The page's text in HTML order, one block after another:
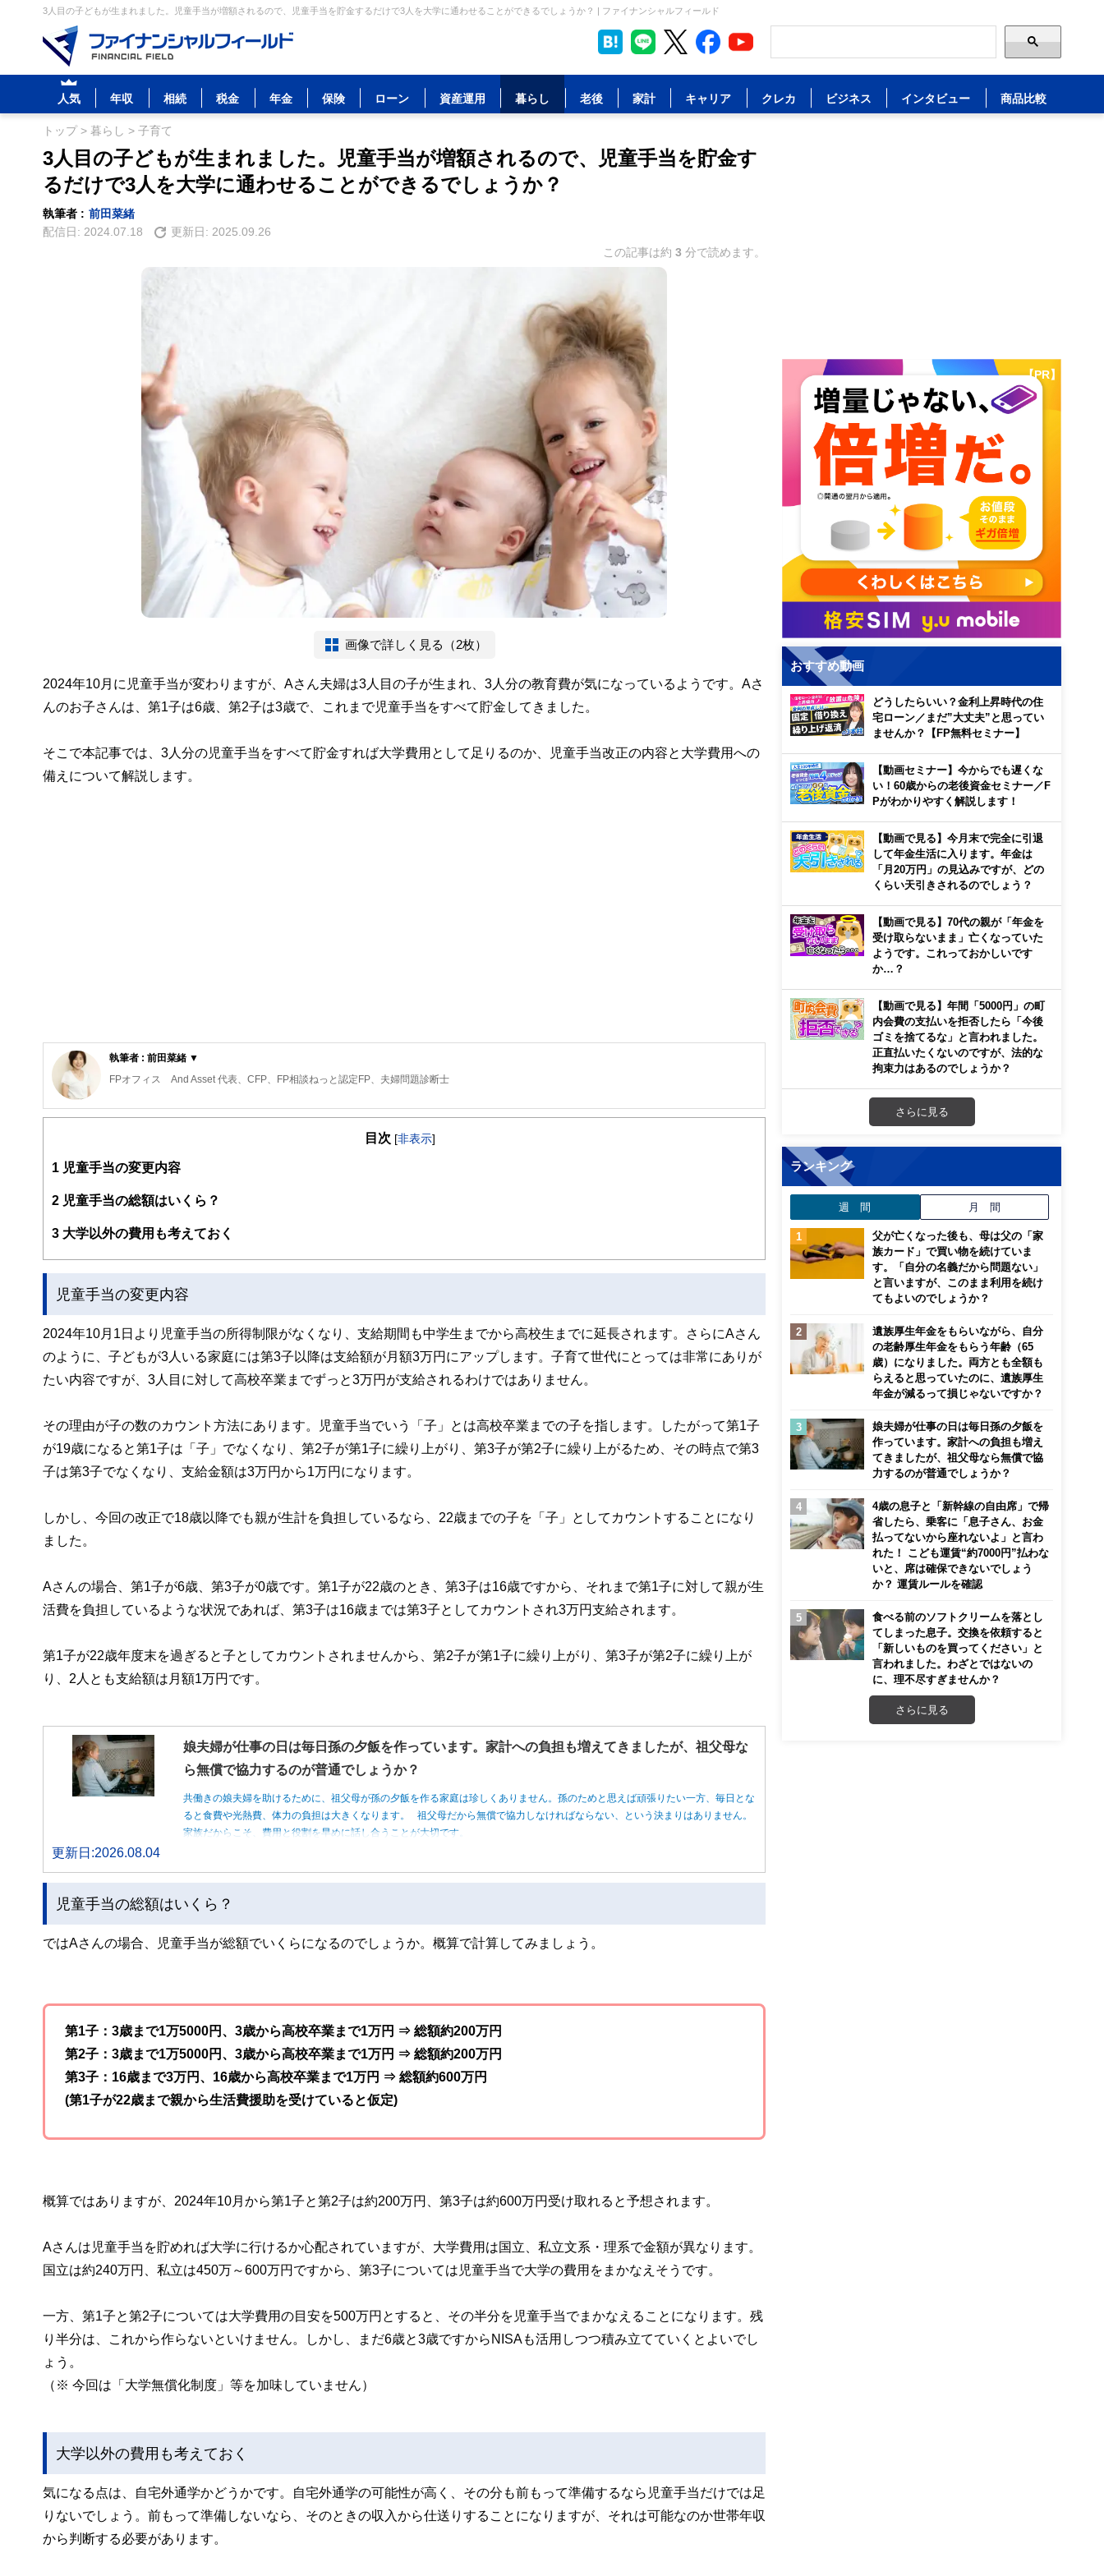
3人目の子どもが生まれました。児童手当が増額されるので、児童手当を貯金するだけで3人を大学に通わせることができるでしょうか？ | ファイナンシャルフィールド
人気 年収 相続 税金 年金 保険 ローン 資産運用 暮らし 老後 家計 キャリア クレカ ビジネス インタビュー 商品比較
トップ> 暮らし > 子育て
3人目の子どもが生まれました。児童手当が増額されるので、児童手当を貯金す
るだけで3人を大学に通わせることができるでしょうか？
執筆者 : 前田菜緒
配信日: 2024.07.18 更新日: 2025.09.26
この記事は約 3 分で読めます。
画像で詳しく見る（2枚）
2024年10月に児童手当が変わりますが、Aさん夫婦は3人目の子が生まれ、3人分の教育費が気になっているようです。Aさ
んのお子さんは、第1子は6歳、第2子は3歳で、これまで児童手当をすべて貯金してきました。
そこで本記事では、3人分の児童手当をすべて貯金すれば大学費用として足りるのか、児童手当改正の内容と大学費用への
備えについて解説します。
執筆者 : 前田菜緒 ▼
FPオフィス And Asset 代表、CFP、FP相談ねっと認定FP、夫婦問題診断士
保険代理店勤務を経て独立。高齢出産夫婦が2人目を産み、マイホームを購入しても子どもが健全な環境で育ち、人生が黒字になるようライフプラ
https://www.andasset.net/
目次 [非表示]
1 児童手当の変更内容
2 児童手当の総額はいくら？
3 大学以外の費用も考えておく
児童手当の変更内容
2024年10月1日より児童手当の所得制限がなくなり、支給期間も中学生までから高校生までに延長されます。さらにAさん
のように、子どもが3人いる家庭には第3子以降は支給額が月額3万円にアップします。子育て世代にとっては非常にありが
たい内容ですが、3人目に対して高校卒業までずっと3万円が支給されるわけではありません。
その理由が子の数のカウント方法にあります。児童手当でいう「子」とは高校卒業までの子を指します。したがって第1子
が19歳になると第1子は「子」でなくなり、第2子が第1子に繰り上がり、第3子が第2子に繰り上がるため、その時点で第3
子は第3子でなくなり、支給金額は3万円から1万円になります。
しかし、今回の改正で18歳以降でも親が生計を負担しているなら、22歳までの子を「子」としてカウントすることになり
ました。
Aさんの場合、第1子が6歳、第3子が0歳です。第1子が22歳のとき、第3子は16歳ですから、それまで第1子に対して親が生
活費を負担しているような状況であれば、第3子は16歳までは第3子としてカウントされ3万円支給されます。
第1子が22歳年度末を過ぎると子としてカウントされませんから、第2子が第1子に繰り上がり、第3子が第2子に繰り上が
り、2人とも支給額は月額1万円です。
娘夫婦が仕事の日は毎日孫の夕飯を作っています。家計への負担も増えてきましたが、祖父母な
ら無償で協力するのが普通でしょうか？
共働きの娘夫婦を助けるために、祖父母が孫の夕飯を作る家庭は珍しくありません。孫のためと思えば頑張りたい一方、毎日とな
ると食費や光熱費、体力の負担は大きくなります。 祖父母だから無償で協力しなければならない、という決まりはありません。
家族だからこそ、費用と役割を早めに話し合うことが大切です。
更新日:2026.08.04
児童手当の総額はいくら？
ではAさんの場合、児童手当が総額でいくらになるのでしょうか。概算で計算してみましょう。
第1子：3歳まで1万5000円、3歳から高校卒業まで1万円 ⇒ 総額約200万円
第2子：3歳まで1万5000円、3歳から高校卒業まで1万円 ⇒ 総額約200万円
第3子：16歳まで3万円、16歳から高校卒業まで1万円 ⇒ 総額約600万円
(第1子が22歳まで親から生活費援助を受けていると仮定)
概算ではありますが、2024年10月から第1子と第2子は約200万円、第3子は約600万円受け取れると予想されます。
Aさんは児童手当を貯めれば大学に行けるか心配されていますが、大学費用は国立、私立文系・理系で金額が異なります。
国立は約240万円、私立は450万～600万円ですから、第3子については児童手当で大学の費用をまかなえそうです。
一方、第1子と第2子については大学費用の目安を500万円とすると、その半分を児童手当でまかなえることになります。残
り半分は、これから作らないといけません。しかし、まだ6歳と3歳ですからNISAも活用しつつ積み立てていくとよいでし
ょう。
（※ 今回は「大学無償化制度」等を加味していません）
大学以外の費用も考えておく
気になる点は、自宅外通学かどうかです。自宅外通学の可能性が高く、その分も前もって準備するなら児童手当だけでは足
りないでしょう。前もって準備しないなら、そのときの収入から仕送りすることになりますが、それは可能なのか世帯年収
から判断する必要があります。
【PR】
おすすめ動画
どうしたらいい？金利上昇時代の住
宅ローン／まだ”大丈夫”と思ってい
ませんか？【FP無料セミナー】
【動画セミナー】今からでも遅くな
い！60歳からの老後資金セミナー／F
Pがわかりやすく解説します！
【動画で見る】今月末で完全に引退
して年金生活に入ります。年金は
「月20万円」の見込みですが、どの
くらい天引きされるのでしょう？
【動画で見る】70代の親が「年金を
受け取らないまま」亡くなっていた
ようです。これっておかしいです
か…？
【動画で見る】年間「5000円」の町
内会費の支払いを拒否したら「今後
ゴミを捨てるな」と言われました。
正直払いたくないのですが、法的な
拘束力はあるのでしょうか？
さらに見る
ランキング
週 間 月 間
父が亡くなった後も、母は父の「家
族カード」で買い物を続けていま
す。「自分の名義だから問題ない」
と言いますが、このまま利用を続け
てもよいのでしょうか？
遺族厚生年金をもらいながら、自分
の老齢厚生年金をもらう年齢（65
歳）になりました。両方とも全額も
らえると思っていたのに、遺族厚生
年金が減るって損じゃないですか？
娘夫婦が仕事の日は毎日孫の夕飯を
作っています。家計への負担も増え
てきましたが、祖父母なら無償で協
力するのが普通でしょうか？
4歳の息子と「新幹線の自由席」で帰
省したら、乗客に「息子さん、お金
払ってないから座れないよ」と言わ
れた！ こども運賃“約7000円”払わな
いと、席は確保できないでしょう
か？ 運賃ルールを確認
食べる前のソフトクリームを落とし
てしまった息子。交換を依頼すると
「新しいものを買ってください」と
言われました。わざとではないの
に、理不尽すぎませんか？
さらに見る